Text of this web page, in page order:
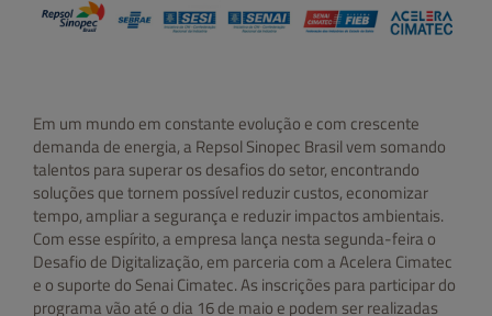
Em um mundo em constante evolução e com crescente
demanda de energia, a Repsol Sinopec Brasil vem somando
talentos para superar os desafios do setor, encontrando
soluções que tornem possível reduzir custos, economizar
tempo, ampliar a segurança e reduzir impactos ambientais.
Com esse espírito, a empresa lança nesta segunda-feira o
Desafio de Digitalização, em parceria com a Acelera Cimatec
e o suporte do Senai Cimatec. As inscrições para participar do
programa vão até o dia 16 de maio e podem ser realizadas